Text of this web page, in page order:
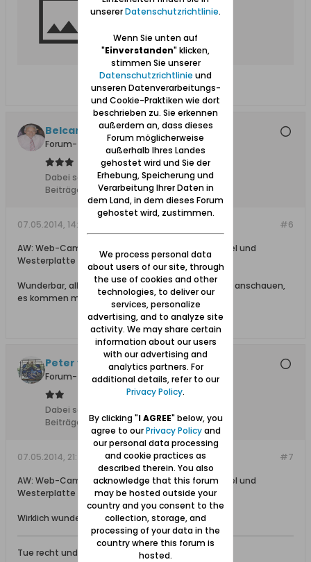
Belcanto
Forum-Teilnehmer
Dabei seit:
24.09.2008
Beiträge:
2509
#6
07.05.2014, 14:22
AW: Web-Cam mit Blick auf Blick auf Tote Weichsel und
Westerplatte
Wunderbar, allerdings kann ich mir das nicht lange anschauen,
es kommen mir die Tränen.
Peter von Groddeck
Forum-Teilnehmer
Dabei seit:
Beiträge:
1517
#7
07.05.2014, 21:48
AW: Web-Cam mit Blick auf Blick auf Tote Weichsel und
Westerplatte
Wirklich wunderschön.
Tue recht und scheue niemand.
unsererDatenschutzrichtlinie.
Wenn Sie unten auf
"Einverstanden" klicken,
stimmen Sie unserer
Datenschutzrichtlinie und
unseren Datenverarbeitungs-
und Cookie-Praktiken wie dort
beschrieben zu. Sie erkennen
außerdem an, dass dieses
Forum möglicherweise
außerhalb Ihres Landes
gehostet wird und Sie der
Erhebung, Speicherung und
Verarbeitung Ihrer Daten in
dem Land, in dem dieses Forum
gehostet wird, zustimmen.
We process personal data
about users of our site, through
the use of cookies and other
technologies, to deliver our
services, personalize
advertising, and to analyze site
activity. We may share certain
information about our users
with our advertising and
analytics partners. For
additional details, refer to our
Privacy Policy.
By clicking "I AGREE" below, you
agree to ourPrivacy Policyand
our personal data processing
and cookie practices as
described therein. You also
acknowledge that this forum
may be hosted outside your
country and you consent to the
collection, storage, and
processing of your data in the
country where this forum is
hosted.